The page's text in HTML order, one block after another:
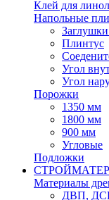
Клей для
Напольные
Плинтус
Угол
Угол
Порожки
1350 мм
1800 мм
900 мм
Угловые
Подложки
Материалы
ДВП,